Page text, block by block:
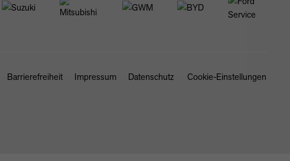
Barrierefreiheit Impressum Datenschutz Cookie-Einstellungen